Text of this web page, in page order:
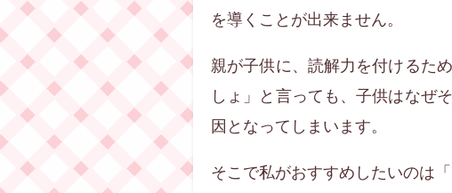
を導くことが出来ません。
親が子供に、読解力を付けるた
しょ」と言っても、子供はなぜ
因となってしまいます。
そこで私がおすすめしたいのは